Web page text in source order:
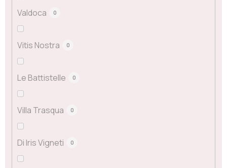
Valdoca 0
Vitis Nostra 0
Le Battistelle 0
Villa Trasqua 0
Di Iris Vigneti 0